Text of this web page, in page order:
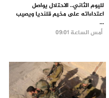
لليوم الثاني.. الاحتلال يواصل
اعتداءاته على مخيم قلنديا ويصيب
...
أمس الساعة 09:01